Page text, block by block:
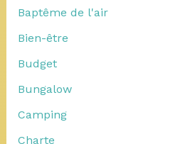
Baptême de l'air
Bien-être
Budget
Bungalow
Camping
Charte